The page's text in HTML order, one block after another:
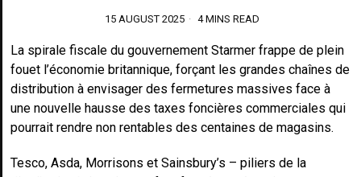
15 AUGUST 2025 4 MINS READ
La spirale fiscale du gouvernement Starmer frappe de plein
fouet l’économie britannique, forçant les grandes chaînes de
distribution à envisager des fermetures massives face à
une nouvelle hausse des taxes foncières commerciales qui
pourrait rendre non rentables des centaines de magasins.
Tesco, Asda, Morrisons et Sainsbury’s – piliers de la